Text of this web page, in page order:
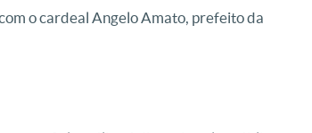
o cardeal Angelo Amato, prefeito da